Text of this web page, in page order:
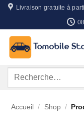
Passer
contenu
Livraison gratuite à
Recherche
Accueil / Shop /